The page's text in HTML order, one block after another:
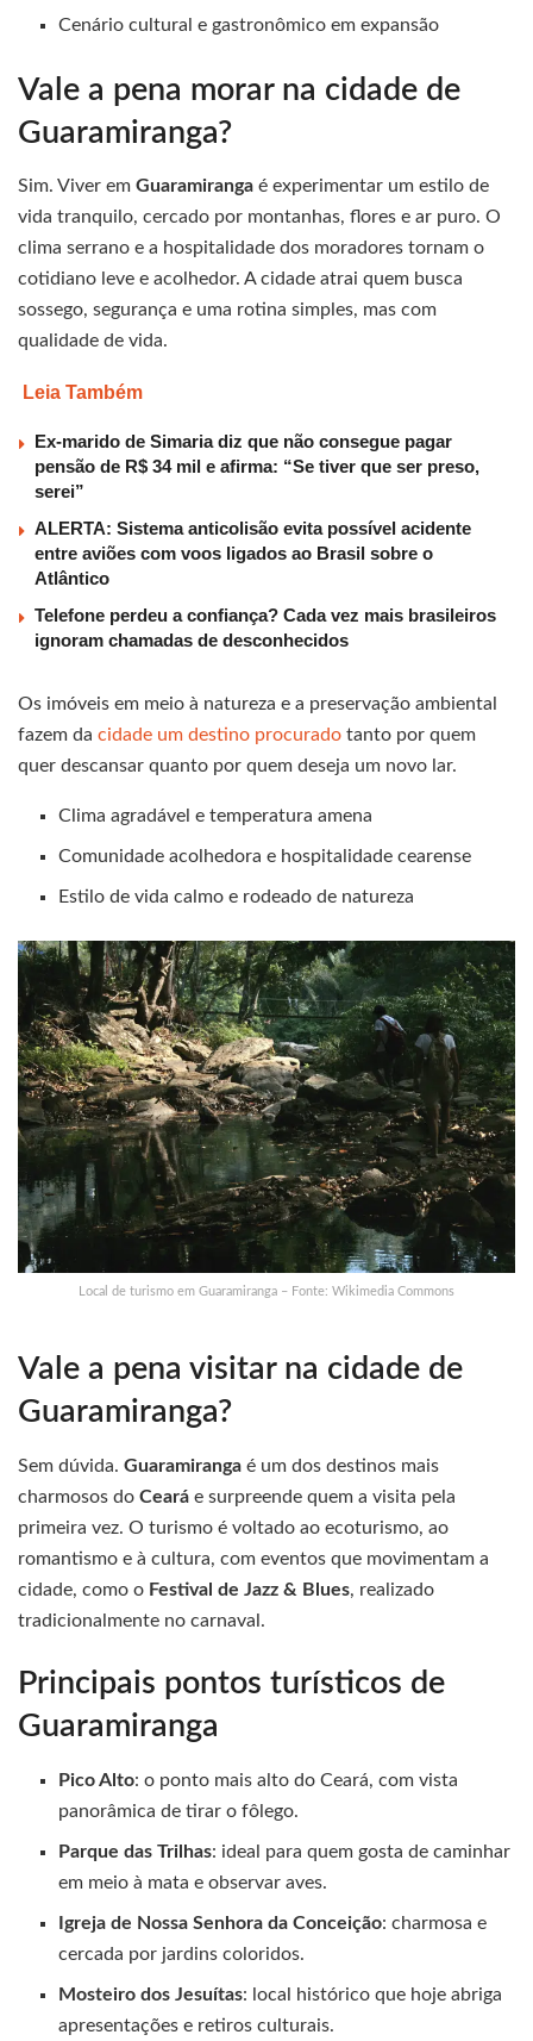
Cenário cultural e gastronômico em expansão
Vale a pena morar na cidade de
Guaramiranga?
Sim. Viver em Guaramiranga é experimentar um estilo de
vida tranquilo, cercado por montanhas, flores e ar puro. O
clima serrano e a hospitalidade dos moradores tornam o
cotidiano leve e acolhedor. A cidade atrai quem busca
sossego, segurança e uma rotina simples, mas com
qualidade de vida.
Leia Também
Ex-marido de Simaria diz que não consegue pagar
pensão de R$ 34 mil e afirma: “Se tiver que ser preso,
serei”
ALERTA: Sistema anticolisão evita possível acidente
entre aviões com voos ligados ao Brasil sobre o
Atlântico
Telefone perdeu a confiança? Cada vez mais brasileiros
ignoram chamadas de desconhecidos
Os imóveis em meio à natureza e a preservação ambiental
fazem da cidade um destino procurado tanto por quem
quer descansar quanto por quem deseja um novo lar.
Clima agradável e temperatura amena
Comunidade acolhedora e hospitalidade cearense
Estilo de vida calmo e rodeado de natureza
Local de turismo em Guaramiranga – Fonte: Wikimedia Commons
Vale a pena visitar na cidade de
Guaramiranga?
Sem dúvida. Guaramiranga é um dos destinos mais
charmosos do Ceará e surpreende quem a visita pela
primeira vez. O turismo é voltado ao ecoturismo, ao
romantismo e à cultura, com eventos que movimentam a
cidade, como o Festival de Jazz & Blues, realizado
tradicionalmente no carnaval.
Principais pontos turísticos de
Guaramiranga
Pico Alto: o ponto mais alto do Ceará, com vista
panorâmica de tirar o fôlego.
Parque das Trilhas: ideal para quem gosta de caminhar
em meio à mata e observar aves.
Igreja de Nossa Senhora da Conceição: charmosa e
cercada por jardins coloridos.
Mosteiro dos Jesuítas: local histórico que hoje abriga
apresentações e retiros culturais.